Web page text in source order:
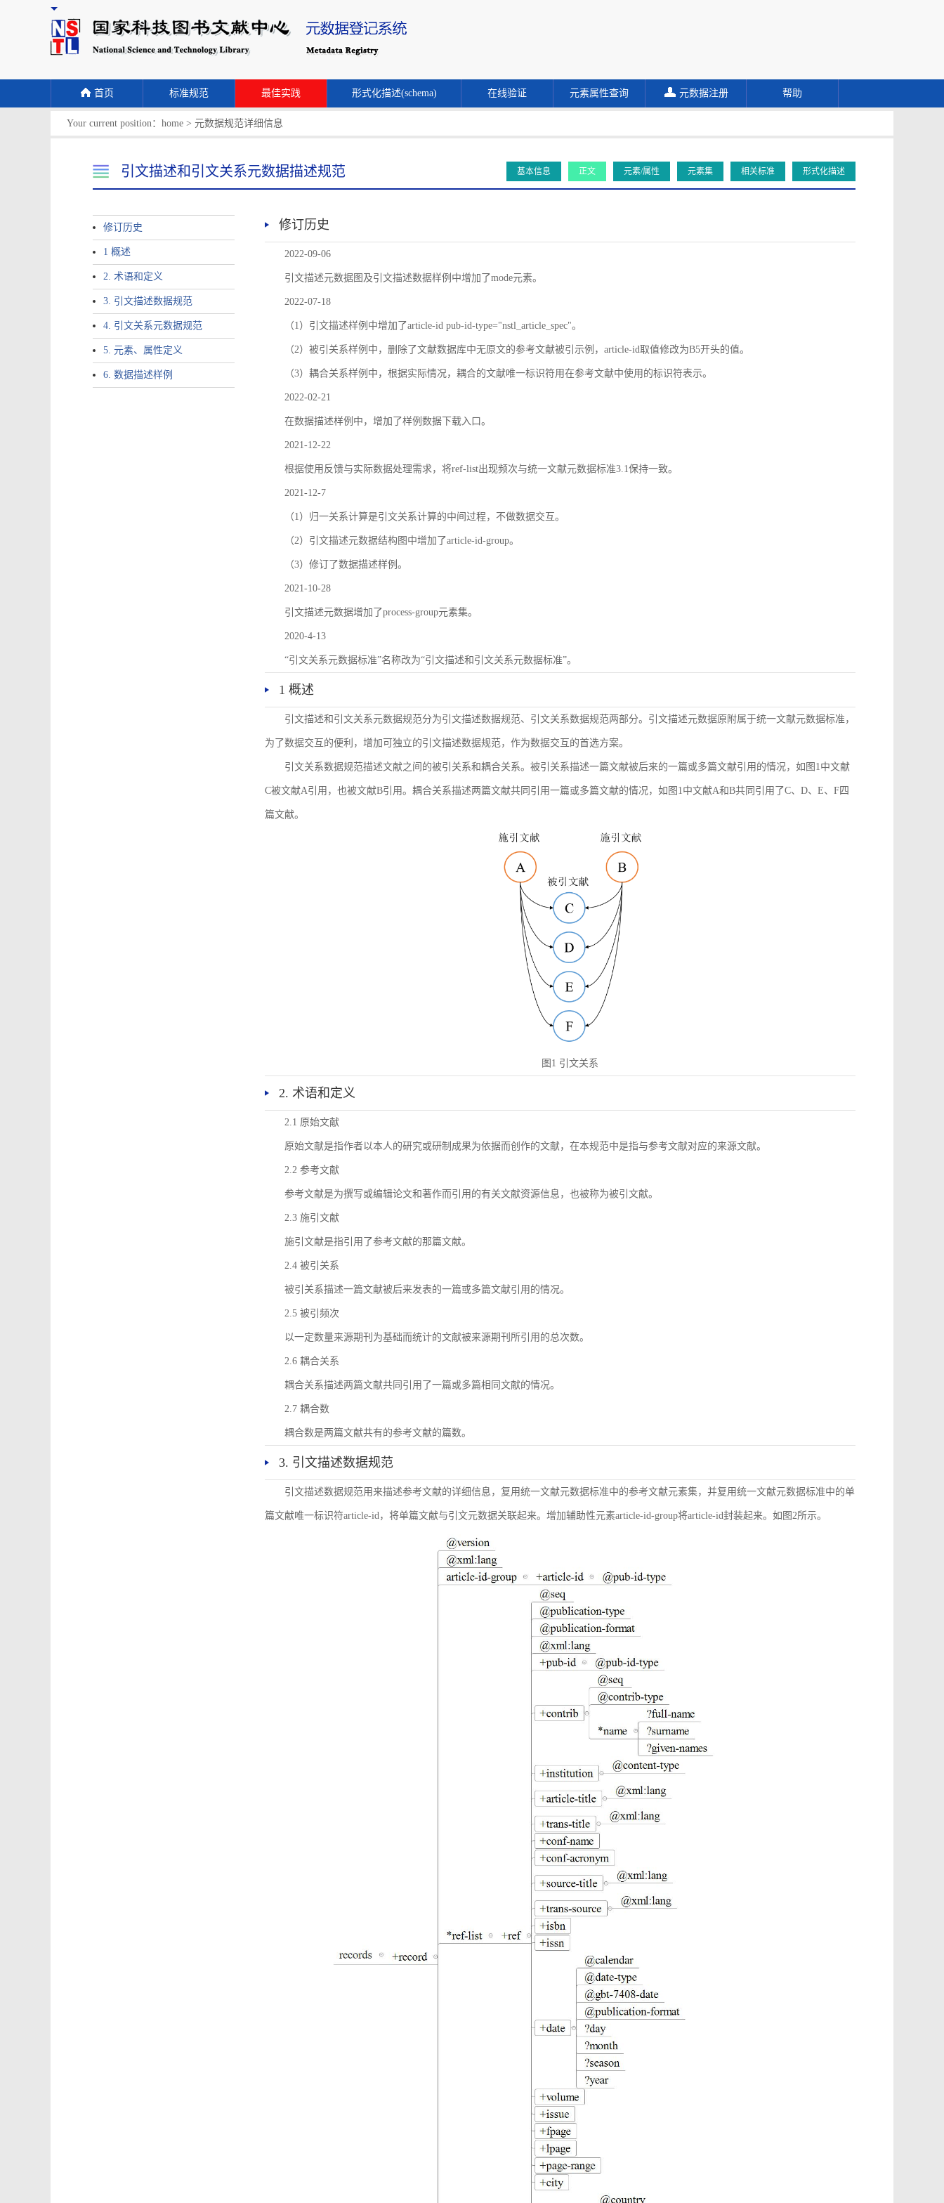
首页 标准规范 最佳实践 形式化描述(schema) 在线验证 元素属性查询 元数据注册 帮助
Your current position： home > 元数据规范详细信息
引文描述和引文关系元数据描述规范 基本信息 正文 元素/属性 元素集 相关标准 形式化描述
修订历史
1 概述
2. 术语和定义
3. 引文描述数据规范
4. 引文关系元数据规范
5. 元素、属性定义
6. 数据描述样例
修订历史
2022-09-06
引文描述元数据图及引文描述数据样例中增加了mode元素。
2022-07-18
（1）引文描述样例中增加了article-id pub-id-type="nstl_article_spec"。
（2）被引关系样例中，删除了文献数据库中无原文的参考文献被引示例，article-id取值修改为B5开头的值。
（3）耦合关系样例中，根据实际情况，耦合的文献唯一标识符用在参考文献中使用的标识符表示。
2022-02-21
在数据描述样例中，增加了样例数据下载入口。
2021-12-22
根据使用反馈与实际数据处理需求，将ref-list出现频次与统一文献元数据标准3.1保持一致。
2021-12-7
（1）归一关系计算是引文关系计算的中间过程，不做数据交互。
（2）引文描述元数据结构图中增加了article-id-group。
（3）修订了数据描述样例。
2021-10-28
引文描述元数据增加了process-group元素集。
2020-4-13
“引文关系元数据标准”名称改为“引文描述和引文关系元数据标准”。
1 概述
引文描述和引文关系元数据规范分为引文描述数据规范、引文关系数据规范两部分。引文描述元数据原附属于统一文献元数据标准，
为了数据交互的便利，增加可独立的引文描述数据规范，作为数据交互的首选方案。
引文关系数据规范描述文献之间的被引关系和耦合关系。被引关系描述一篇文献被后来的一篇或多篇文献引用的情况，如图1中文献
C被文献A引用，也被文献B引用。耦合关系描述两篇文献共同引用一篇或多篇文献的情况，如图1中文献A和B共同引用了C、D、E、F四
篇文献。
图1 引文关系
2. 术语和定义
2.1 原始文献
原始文献是指作者以本人的研究或研制成果为依据而创作的文献，在本规范中是指与参考文献对应的来源文献。
2.2 参考文献
参考文献是为撰写或编辑论文和著作而引用的有关文献资源信息，也被称为被引文献。
2.3 施引文献
施引文献是指引用了参考文献的那篇文献。
2.4 被引关系
被引关系描述一篇文献被后来发表的一篇或多篇文献引用的情况。
2.5 被引频次
以一定数量来源期刊为基础而统计的文献被来源期刊所引用的总次数。
2.6 耦合关系
耦合关系描述两篇文献共同引用了一篇或多篇相同文献的情况。
2.7 耦合数
耦合数是两篇文献共有的参考文献的篇数。
3. 引文描述数据规范
引文描述数据规范用来描述参考文献的详细信息，复用统一文献元数据标准中的参考文献元素集，并复用统一文献元数据标准中的单
篇文献唯一标识符article-id，将单篇文献与引文元数据关联起来。增加辅助性元素article-id-group将article-id封装起来。如图2所示。